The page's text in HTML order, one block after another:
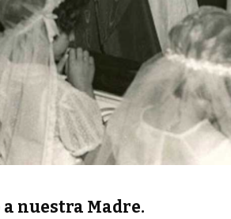
nuestra Madre.